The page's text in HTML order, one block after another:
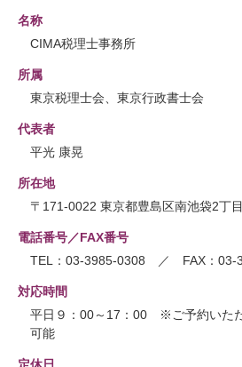
名称
CIMA税理士事務所
所属
東京税理士会、東京行政書士会
代表者
平光 康晃
所在地
〒171-0022 東京都豊島区南池袋2丁
電話番号／FAX番号
TEL：03-3985-0308 ／ FAX：03-
対応時間
平日９：00～17：00 ※ご予約いた
可能
定休日